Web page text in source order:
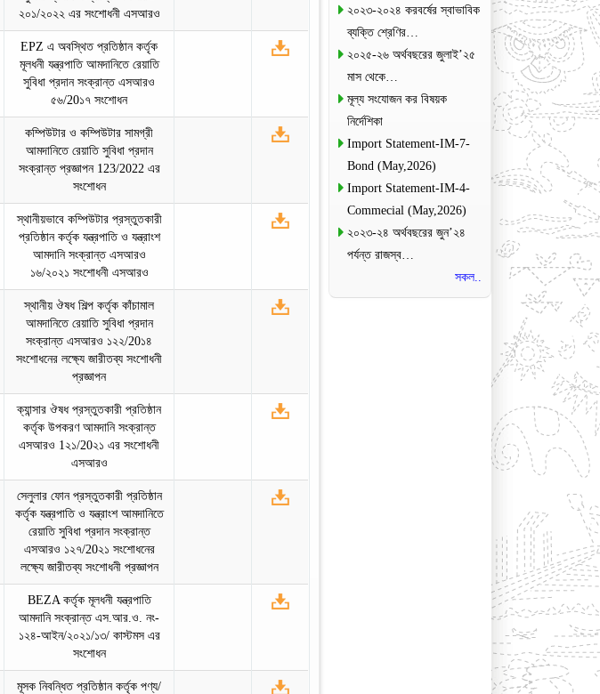
২০১/২০২২ এর সংশোধনী এসআরও
EPZ এ অবস্থিত প্রতিষ্ঠান কর্তৃক
মূলধনী যন্ত্রপাতি আমদানিতে রেয়াতি
সুবিধা প্রদান সংক্রান্ত এসআরও
৫৬/20১৭ সংশোধন
কম্পিউটার ও কম্পিউটার সামগ্রী
আমদানিতে রেয়াতি সুবিধা প্রদান
সংক্রান্ত প্রজ্ঞাপন 123/2022 এর
সংশোধন
স্থানীয়ভাবে কম্পিউটার প্রস্তুতকারী
প্রতিষ্ঠান কর্তৃক যন্ত্রপাতি ও যন্ত্রাংশ
আমদানি সংক্রান্ত এসআরও
১৬/২০২১ সংশোধনী এসআরও
স্থানীয় ঔষধ শিল্প কর্তৃক কাঁচামাল
আমদানিতে রেয়াতি সুবিধা প্রদান
সংক্রান্ত এসআরও ১২২/20১৪
সংশোধনের লক্ষ্যে জারীতব্য সংশোধনী
প্রজ্ঞাপন
ক্যান্সার ঔষধ প্রস্তুতকারী প্রতিষ্ঠান
কর্তৃক উপকরণ আমদানি সংক্রান্ত
এসআরও 1২১/20২১ এর সংশোধনী
এসআরও
সেলুলার ফোন প্রস্তুতকারী প্রতিষ্ঠান
কর্তৃক যন্ত্রপাতি ও যন্ত্রাংশ আমদানিতে
রেয়াতি সুবিধা প্রদান সংক্রান্ত
এসআরও ১২৭/20২১ সংশোধনের
লক্ষ্যে জারীতব্য সংশোধনী প্রজ্ঞাপন
BEZA কর্তৃক মূলধনী যন্ত্রপাতি
আমদানি সংক্রান্ত এস.আর.ও. নং-
১২৪-আইন/২০২১/১৩/ কাস্টমস এর
সংশোধন
মূসক নিবন্ধিত প্রতিষ্ঠান কর্তৃক পণ্য/
২০২৩-২০২৪ করবর্ষের স্বাভাবিক
ব্যক্তি শ্রেণির…
২০২৫-২৬ অর্থবছরের জুলাই’২৫
মাস থেকে…
মূল্য সংযোজন কর বিষয়ক
নির্দেশিকা
Import Statement-IM-7-
Bond (May,2026)
Import Statement-IM-4-
Commecial (May,2026)
২০২৩-২৪ অর্থবছরের জুন’২৪
পর্যন্ত রাজস্ব…
সকল..